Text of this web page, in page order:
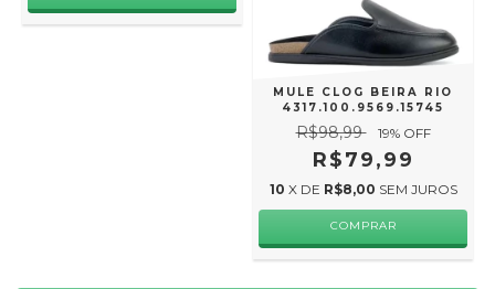
MULE CLOG BEIRA RIO
4317.100.9569.15745
R$98,99 19% OFF
R$79,99
10 X DE R$8,00 SEM JUROS
COMPRAR